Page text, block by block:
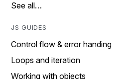
See all…
JS GUIDES
Control flow & error handing
Loops and iteration
Working with objects